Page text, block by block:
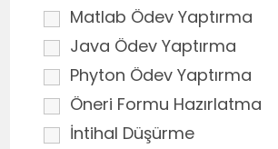
Matlab Ödev Yaptırma
Java Ödev Yaptırma
Phyton Ödev Yaptırma
Öneri Formu Hazırlatma
İntihal Düşürme